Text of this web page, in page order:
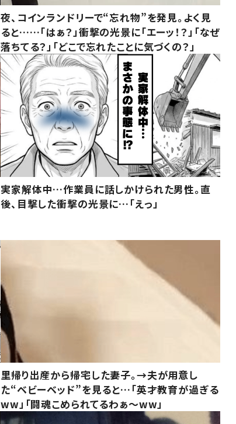
夜、コインランドリーで“忘れ物”を発見。よく見
ると……「はぁ？」衝撃の光景に「エーッ！？」「なぜ
落ちてる？」「どこで忘れたことに気づくの？」
実家解体中…作業員に話しかけられた男性。直
後、目撃した衝撃の光景に…「えっ」
里帰り出産から帰宅した妻子。→夫が用意し
た“ベビーベッド”を見ると…「英才教育が過ぎる
ww」「闘魂こめられてるわぁ～ww」